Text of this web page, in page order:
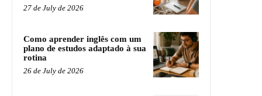
27 de July de 2026
Como aprender inglês com um
plano de estudos adaptado à sua
rotina
26 de July de 2026